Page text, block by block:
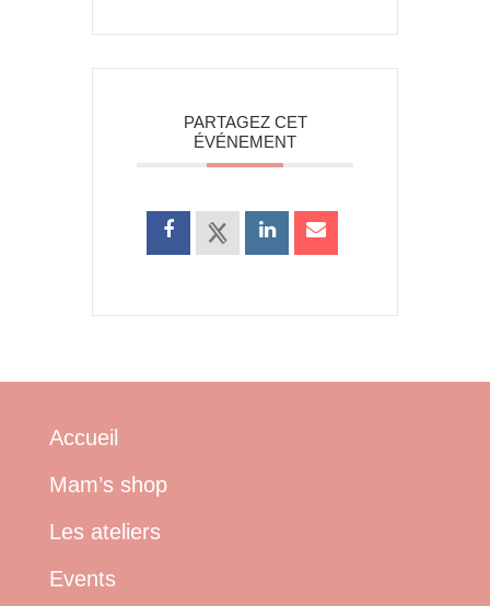
PARTAGEZ CET
ÉVÉNEMENT
Accueil
Mam’s shop
Les ateliers
Events